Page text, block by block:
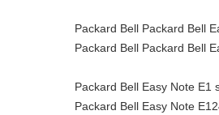
Packard Bell Packard Bell
Packard Bell Packard Bell
Packard Bell Easy Note E1
Packard Bell Easy Note